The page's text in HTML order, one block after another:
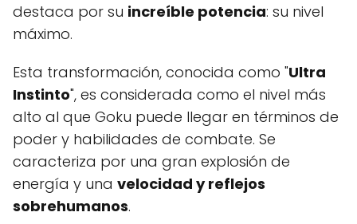
destaca por su increíble potencia: su nivel
máximo.
Esta transformación, conocida como "Ultra
Instinto", es considerada como el nivel más
alto al que Goku puede llegar en términos de
poder y habilidades de combate. Se
caracteriza por una gran explosión de
energía y una velocidad y reflejos
sobrehumanos.